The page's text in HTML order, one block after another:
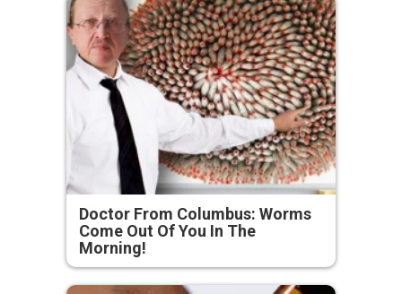
Doctor From Columbus: Worms
Come Out Of You In The
Morning!